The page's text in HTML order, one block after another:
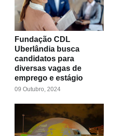
Fundação CDL
Uberlândia busca
candidatos para
diversas vagas de
emprego e estágio
09 Outubro, 2024